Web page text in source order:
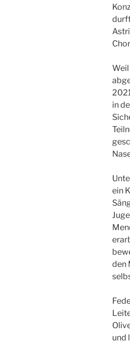
in
ein
den
und